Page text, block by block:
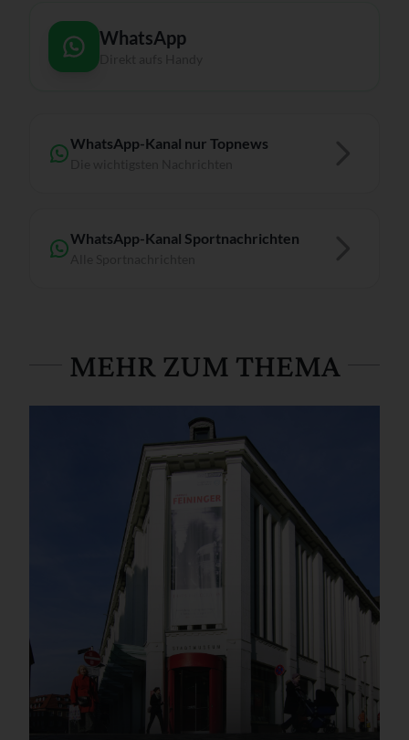
WhatsApp
WhatsApp-Kanal nur Topnews
WhatsApp-Kanal Sportnachrichten
MEHR ZUM THEMA